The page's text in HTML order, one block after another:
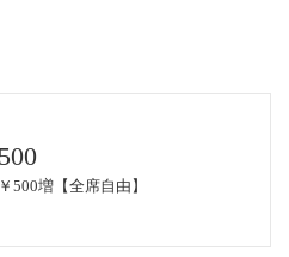
500増【全席自由】